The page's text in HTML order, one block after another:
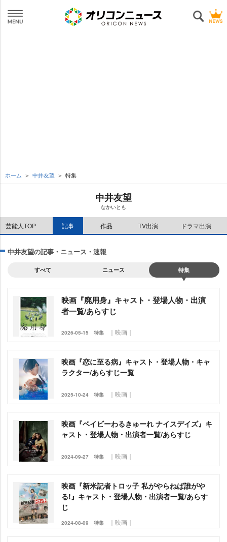
ホーム 中井友望 特集
中井友望
なかいとも
芸能人TOP 記事 作品 TV出演 ドラマ出演
中井友望の記事・ニュース・速報
すべて ニュース 特集
映画『廃用身』キャスト・登場人物・出演
者一覧/あらすじ
2026-05-15 特集 ｜映画｜
映画『恋に至る病』キャスト・登場人物・キャ
ラクター/あらすじ一覧
2025-10-24 特集 ｜映画｜
映画『ベイビーわるきゅーれ ナイスデイズ』キ
ャスト・登場人物・出演者一覧/あらすじ
2024-09-27 特集 ｜映画｜
映画『新米記者トロッ子 私がやらねば誰が
る!』キャスト・登場人物・出演者一覧/あらす
じ
2024-08-09 特集 ｜映画｜